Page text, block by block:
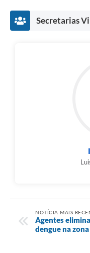
Secretarias
NOTÍCIA MAIS
Agentes
dengue na